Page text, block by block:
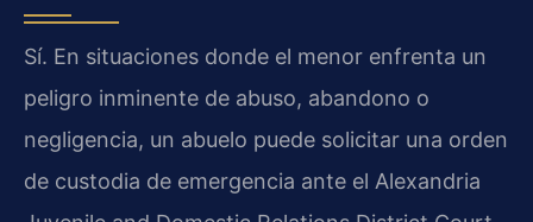
Sí. En situaciones donde el menor enfrenta un
peligro inminente de abuso, abandono o
negligencia, un abuelo puede solicitar una orden
de custodia de emergencia ante el Alexandria